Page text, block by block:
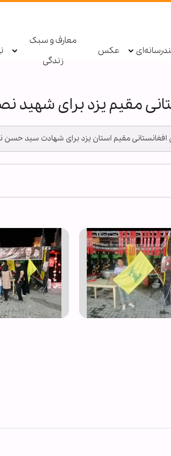
عکس
معارف و سبک
زندگی
مقیم یزد برای شهید
افغانستانی مقیم استان یزد برای شهادت سید حسن